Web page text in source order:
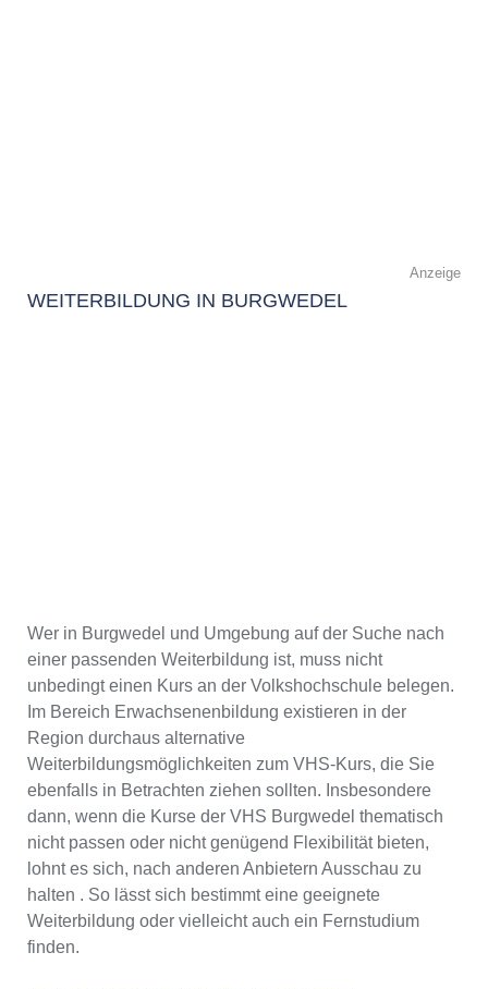
Anzeige
WEITERBILDUNG IN BURGWEDEL
Wer in Burgwedel und Umgebung auf der Suche nach
einer passenden Weiterbildung ist, muss nicht
unbedingt einen Kurs an der Volkshochschule belegen.
Im Bereich Erwachsenenbildung existieren in der
Region durchaus alternative
Weiterbildungsmöglichkeiten zum VHS-Kurs, die Sie
ebenfalls in Betrachten ziehen sollten. Insbesondere
dann, wenn die Kurse der VHS Burgwedel thematisch
nicht passen oder nicht genügend Flexibilität bieten,
lohnt es sich, nach anderen Anbietern Ausschau zu
halten . So lässt sich bestimmt eine geeignete
Weiterbildung oder vielleicht auch ein Fernstudium
finden.